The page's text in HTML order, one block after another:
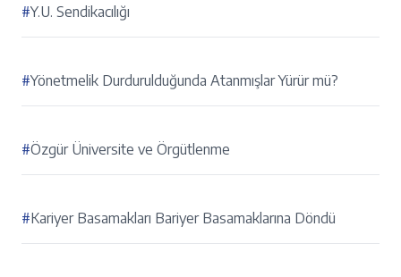
#Y.U. Sendikacılığı
#Yönetmelik Durdurulduğunda Atanmışlar Yürür mü?
#Özgür Üniversite ve Örgütlenme
#Kariyer Basamakları Bariyer Basamaklarına Döndü